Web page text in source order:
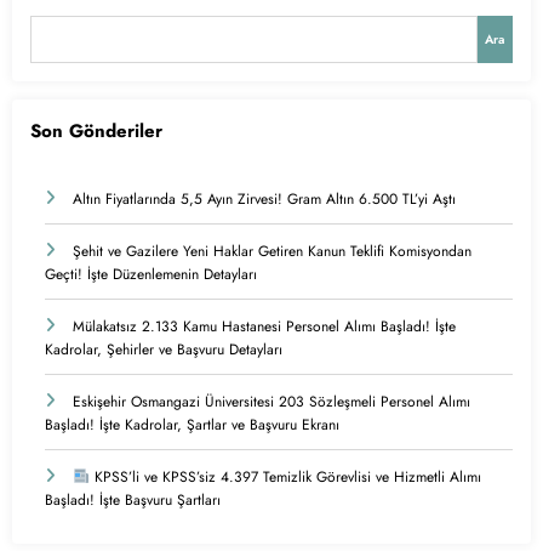
Ara
Son Gönderiler
Altın Fiyatlarında 5,5 Ayın Zirvesi! Gram Altın 6.500 TL’yi Aştı
Şehit ve Gazilere Yeni Haklar Getiren Kanun Teklifi Komisyondan
Geçti! İşte Düzenlemenin Detayları
Mülakatsız 2.133 Kamu Hastanesi Personel Alımı Başladı! İşte
Kadrolar, Şehirler ve Başvuru Detayları
Eskişehir Osmangazi Üniversitesi 203 Sözleşmeli Personel Alımı
Başladı! İşte Kadrolar, Şartlar ve Başvuru Ekranı
KPSS’li ve KPSS’siz 4.397 Temizlik Görevlisi ve Hizmetli Alımı
Başladı! İşte Başvuru Şartları